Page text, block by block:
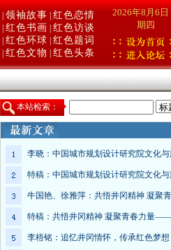
领袖故事 红色恋情
红色书画
红色访谈
红色环球 红色题词
红色文物 红色头条
2026年8月6日
期四
本站检索：
李晓：中国城市规划设计研究院文化
特稿：中国城市规划设计研究院文化
牛国艳、徐雅萍：共悟井冈精神 凝
特稿：共悟井冈精神 凝聚青春力量
李梧铭：追忆井冈情怀，传承红色梦想